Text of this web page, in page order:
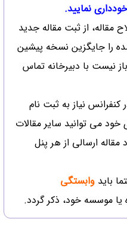
نمایید.
مقاله، از ثبت مقاله جدید
را جایگزین نسخه پیشین
نیست با دبیرخانه تماس
نیاز به ثبت نام
می توانید سایر مقالات
مقاله ارسالی از هر پنل
باید وابستگی
یا موسسه خود، ذکر گردد.